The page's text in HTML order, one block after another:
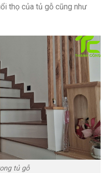
thọ của tủ gỗ cũng như
tủ gỗ